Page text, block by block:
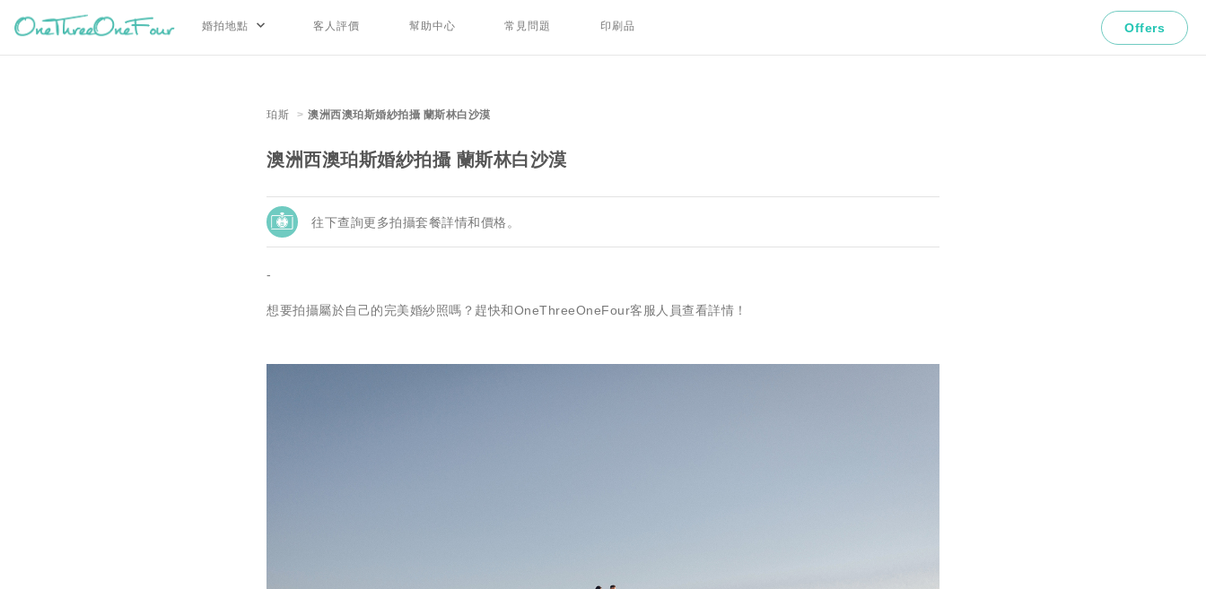
婚拍地點 客人評價 幫助中心 常見問題 印刷品 Offers
珀斯 澳洲西澳珀斯婚紗拍攝 蘭斯林白沙漠
澳洲西澳珀斯婚紗拍攝 蘭斯林白沙漠
往下查詢更多拍攝套餐詳情和價格。
-
想要拍攝屬於自己的完美婚紗照嗎？趕快和OneThreeOneFour客服人員查看詳情！